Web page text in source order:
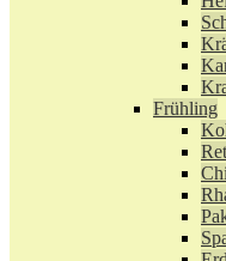
Frühling